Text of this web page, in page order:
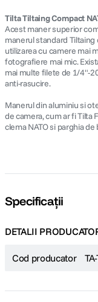
Tilta Tiltaing Compact
Acest maner superior
manerul standard
utilizarea cu camere mai
fotografiere mai mic.
mai multe filete de 1/4"-
anti-rasucire.
Manerul din aluminiu si
de camera, cum ar fi Tilta
clema NATO si parghia de
Specificații
DETALII
Cod producator